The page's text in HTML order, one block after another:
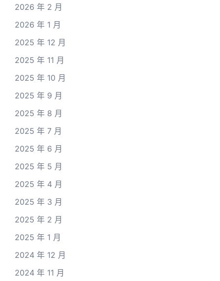
2026 年 2 月
2026 年 1 月
2025 年 12 月
2025 年 11 月
2025 年 10 月
2025 年 9 月
2025 年 8 月
2025 年 7 月
2025 年 6 月
2025 年 5 月
2025 年 4 月
2025 年 3 月
2025 年 2 月
2025 年 1 月
2024 年 12 月
2024 年 11 月